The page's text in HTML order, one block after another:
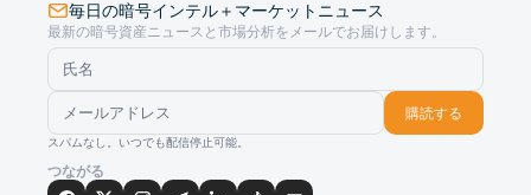
毎日の暗号インテル＋マーケットニュース
最新の暗号資産ニュースと市場分析をメールでお届けします。
購読する
スパムなし。いつでも配信停止可能。
つながる